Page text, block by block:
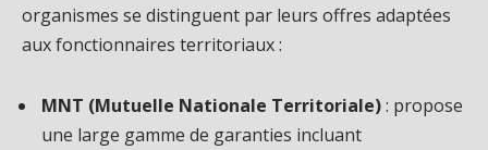
organismes se distinguent par leurs offres adaptées
aux fonctionnaires territoriaux :
MNT (Mutuelle Nationale Territoriale): propose
une large gamme de garanties incluant